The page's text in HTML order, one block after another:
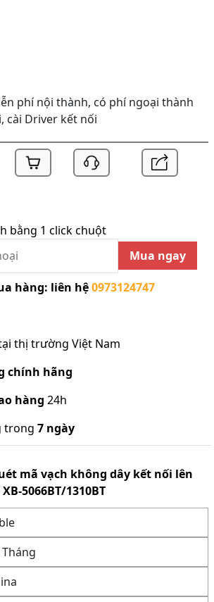
phí nội thành, có phí ngoại thành
cài Driver kết nối
bằng 1 click chuột
Mua ngay
hàng: liên hệ0973124747
thị trường Việt Nam
chính hãng
hàng 24h
trong 7 ngày
mã vạch không dây kết nối lên
5066BT/1310BT
Tháng